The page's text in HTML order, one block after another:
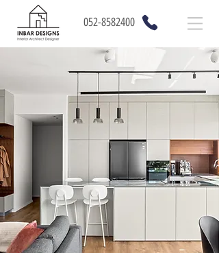
052-8582400
סטודיו ענבר עיצובים
< לפרויקטים